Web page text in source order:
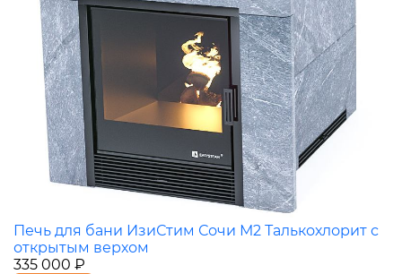
Печь для бани ИзиСтим Сочи М2 Талькохлорит с
открытым верхом
335 000 ₽